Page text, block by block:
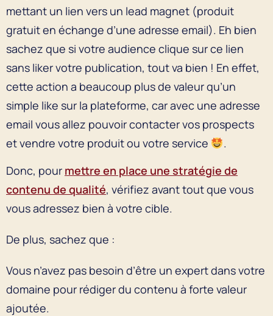
mettant un lien vers un lead magnet (produit
gratuit en échange d’une adresse email). Eh bien
sachez que si votre audience clique sur ce lien
sans liker votre publication, tout va bien ! En effet,
cette action a beaucoup plus de valeur qu’un
simple like sur la plateforme, car avec une adresse
email vous allez pouvoir contacter vos prospects
et vendre votre produit ou votre service
.
Donc, pour mettre en place une stratégie de
contenu de qualité, vérifiez avant tout que vous
vous adressez bien à votre cible.
De plus, sachez que :
Vous n’avez pas besoin d’être un expert dans votre
domaine pour rédiger du contenu à forte valeur
ajoutée.